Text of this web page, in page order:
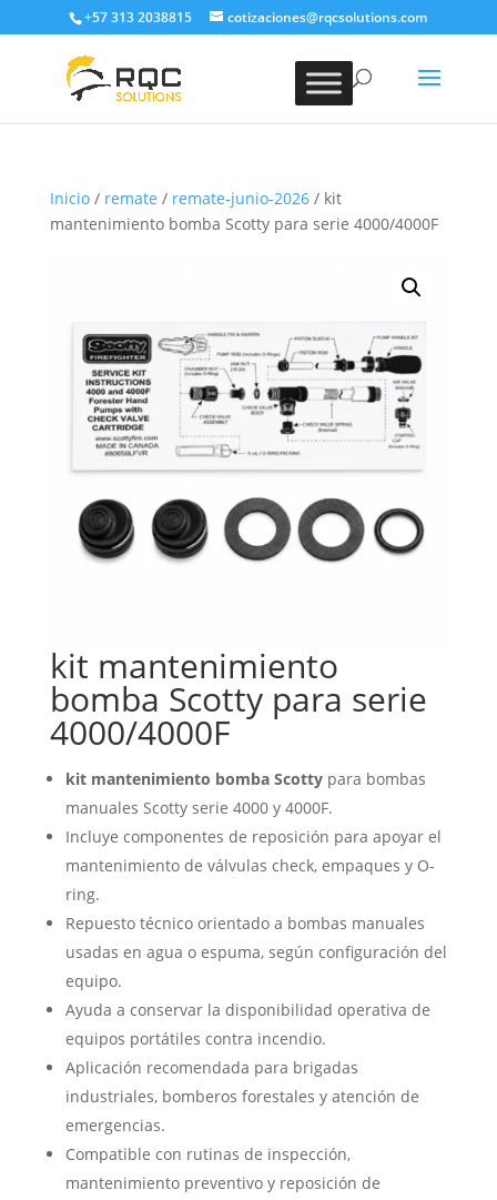
+57 313 2038815 cotizaciones@rqcsolutions.com
Inicio/ remate / remate-junio-2026/ kit
mantenimiento bomba Scotty para serie 4000/4000F
kit mantenimiento
bomba Scotty para serie
4000/4000F
kit mantenimiento bomba Scottypara bombas
manuales Scotty serie 4000 y 4000F.
Incluye componentes de reposición para apoyar el
mantenimiento de válvulas check, empaques y O-
ring.
Repuesto técnico orientado a bombas manuales
usadas en agua o espuma, según configuración del
equipo.
Ayuda a conservar la disponibilidad operativa de
equipos portátiles contra incendio.
Aplicación recomendada para brigadas
industriales, bomberos forestales y atención de
emergencias.
Compatible con rutinas de inspección,
mantenimiento preventivo y reposición de